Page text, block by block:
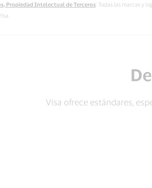
Propiedad Intelectual de Terceros: Todas las marcas y
Visa ofrece estándares,